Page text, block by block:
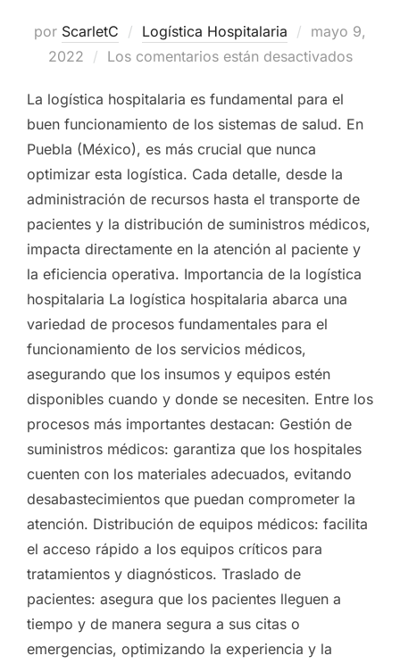
por ScarletC Logística Hospitalaria
Publicado
el
mayo 9,
2022
Los comentarios están desactivados
La logística hospitalaria es fundamental para el
buen funcionamiento de los sistemas de salud. En
Puebla (México), es más crucial que nunca
optimizar esta logística. Cada detalle, desde la
administración de recursos hasta el transporte de
pacientes y la distribución de suministros médicos,
impacta directamente en la atención al paciente y
la eficiencia operativa. Importancia de la logística
hospitalaria La logística hospitalaria abarca una
variedad de procesos fundamentales para el
funcionamiento de los servicios médicos,
asegurando que los insumos y equipos estén
disponibles cuando y donde se necesiten. Entre los
procesos más importantes destacan: Gestión de
suministros médicos: garantiza que los hospitales
cuenten con los materiales adecuados, evitando
desabastecimientos que puedan comprometer la
atención. Distribución de equipos médicos: facilita
el acceso rápido a los equipos críticos para
tratamientos y diagnósticos. Traslado de
pacientes: asegura que los pacientes lleguen a
tiempo y de manera segura a sus citas o
emergencias, optimizando la experiencia y la